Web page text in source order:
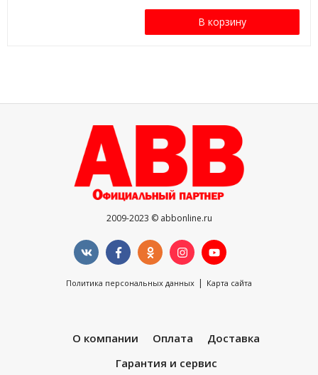
В корзину
2009-2023 © abbonline.ru
Политика персональных данных | Карта сайта
О компании Оплата
Доставка
Гарантия и сервис